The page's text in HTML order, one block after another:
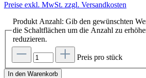
Preise exkl. MwSt. zzgl. Versandkosten
Produkt Anzahl: Gib den gewünschten
die Schaltflächen um die Anzahl zu
reduzieren.
Preis pro stück
In den Warenkorb